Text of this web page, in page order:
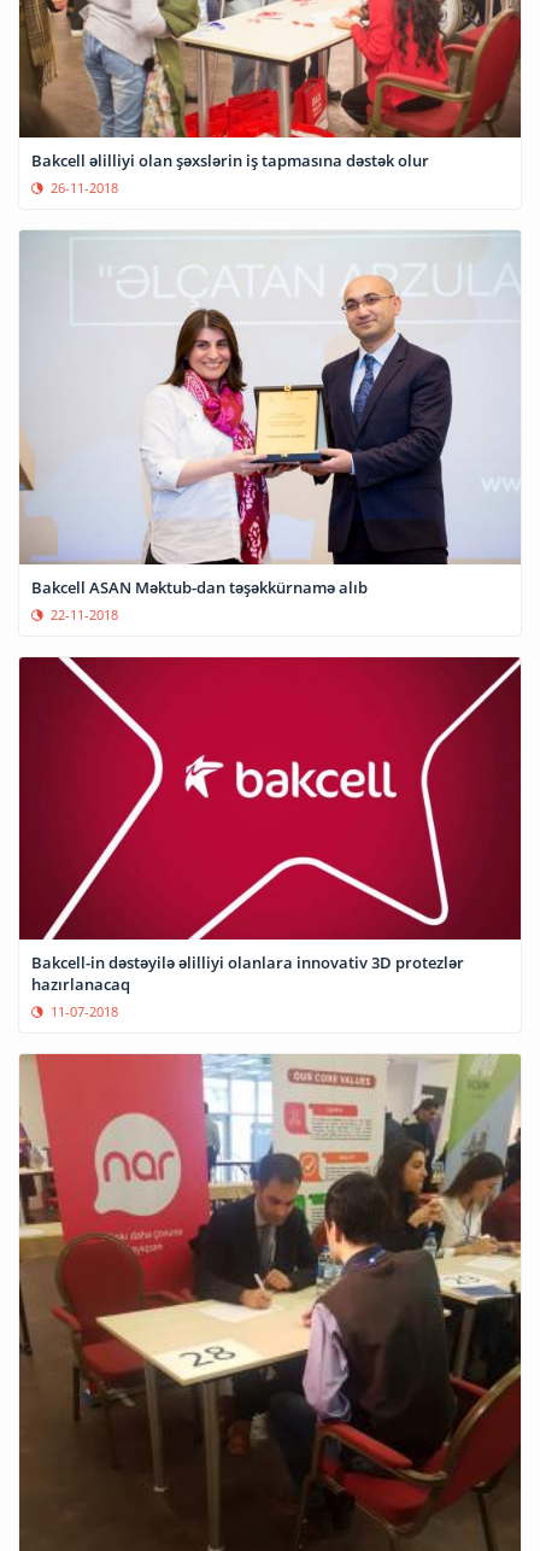
Bakcell əlilliyi olan şəxslərin iş tapmasına dəstək olur
26-11-2018
Bakcell ASAN Məktub-dan təşəkkürnamə alıb
22-11-2018
Bakcell-in dəstəyilə əlilliyi olanlara innovativ 3D protezlər
hazırlanacaq
11-07-2018